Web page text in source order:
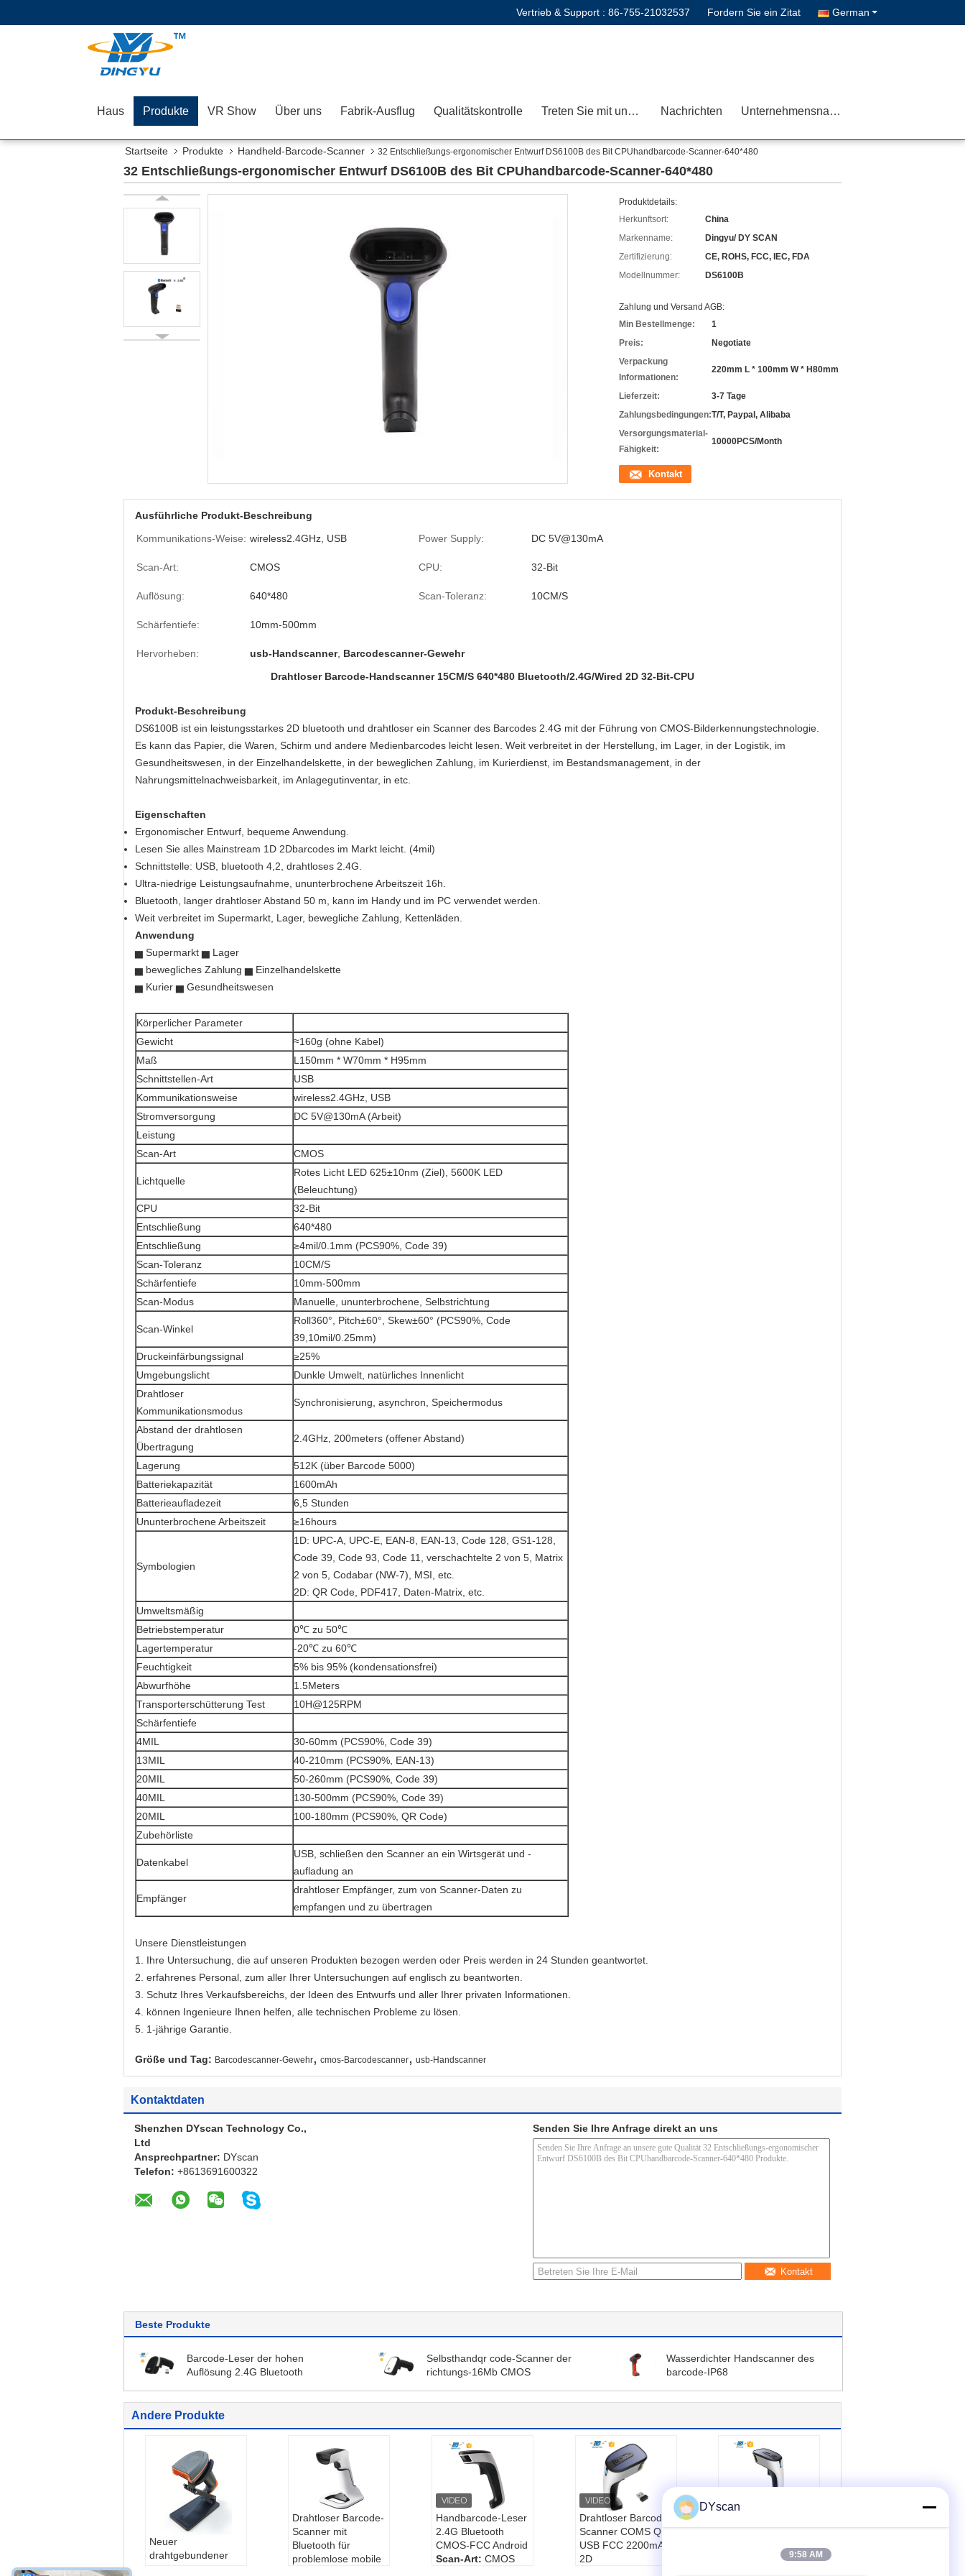
Vertrieb & Support : 86-755-21032537 Fordern Sie ein Zitat German
Haus Produkte VR Show Über uns Fabrik-Ausflug Qualitätskontrolle Treten Sie mit uns in Verbindung Nachrichten Unternehmensnachrichten
Startseite Produkte Handheld-Barcode-Scanner 32 Entschließungs-ergonomischer Entwurf DS6100B des Bit CPUhandbarcode-Scanner-640*480
32 Entschließungs-ergonomischer Entwurf DS6100B des Bit CPUhandbarcode-Scanner-640*480
Produktdetails:
Herkunftsort:
China
Markenname:
Dingyu/ DY SCAN
Zertifizierung:
CE, ROHS, FCC, IEC, FDA
Modellnummer:
DS6100B
Zahlung und Versand AGB:
Min Bestellmenge:
1
Preis:
Negotiate
Verpackung
Informationen:
220mm L * 100mm W * H80mm
Lieferzeit:
3-7 Tage
Zahlungsbedingungen:T/T, Paypal, Alibaba
Versorgungsmaterial-
Fähigkeit:
10000PCS/Month
Kontakt
Ausführliche Produkt-Beschreibung
Kommunikations-Weise: wireless2.4GHz, USB Power Supply: DC 5V@130mA
Scan-Art: CMOS CPU: 32-Bit
Auflösung: 640*480 Scan-Toleranz: 10CM/S
Schärfentiefe: 10mm-500mm
Hervorheben: usb-Handscanner, Barcodescanner-Gewehr
Drahtloser Barcode-Handscanner 15CM/S 640*480 Bluetooth/2.4G/Wired 2D 32-Bit-CPU
Produkt-Beschreibung
DS6100B ist ein leistungsstarkes 2D bluetooth und drahtloser ein Scanner des Barcodes 2.4G mit der Führung von CMOS-Bilderkennungstechnologie.
Es kann das Papier, die Waren, Schirm und andere Medienbarcodes leicht lesen. Weit verbreitet in der Herstellung, im Lager, in der Logistik, im
Gesundheitswesen, in der Einzelhandelskette, in der beweglichen Zahlung, im Kurierdienst, im Bestandsmanagement, in der
Nahrungsmittelnachweisbarkeit, im Anlagegutinventar, in etc.
Eigenschaften
Ergonomischer Entwurf, bequeme Anwendung.
Lesen Sie alles Mainstream 1D 2Dbarcodes im Markt leicht. (4mil)
Schnittstelle: USB, bluetooth 4,2, drahtloses 2.4G.
Ultra-niedrige Leistungsaufnahme, ununterbrochene Arbeitszeit 16h.
Bluetooth, langer drahtloser Abstand 50 m, kann im Handy und im PC verwendet werden.
Weit verbreitet im Supermarkt, Lager, bewegliche Zahlung, Kettenläden.
Anwendung
▅ Supermarkt ▅ Lager
▅ bewegliches Zahlung ▅ Einzelhandelskette
▅ Kurier ▅ Gesundheitswesen
Körperlicher Parameter
Gewicht
≈160g (ohne Kabel)
Maß
L150mm * W70mm * H95mm
Schnittstellen-Art
USB
Kommunikationsweise
wireless2.4GHz, USB
Stromversorgung
DC 5V@130mA (Arbeit)
Leistung
Scan-Art
CMOS
Lichtquelle
Rotes Licht LED 625±10nm (Ziel), 5600K LED
(Beleuchtung)
CPU
32-Bit
Entschließung
640*480
Entschließung
≥4mil/0.1mm (PCS90%, Code 39)
Scan-Toleranz
10CM/S
Schärfentiefe
10mm-500mm
Scan-Modus
Manuelle, ununterbrochene, Selbstrichtung
Scan-Winkel
Roll360°, Pitch±60°, Skew±60° (PCS90%, Code
39,10mil/0.25mm)
Druckeinfärbungssignal
≥25%
Umgebungslicht
Dunkle Umwelt, natürliches Innenlicht
Drahtloser
Kommunikationsmodus
Synchronisierung, asynchron, Speichermodus
Abstand der drahtlosen
Übertragung
2.4GHz, 200meters (offener Abstand)
Lagerung
512K (über Barcode 5000)
Batteriekapazität
1600mAh
Batterieaufladezeit
6,5 Stunden
Ununterbrochene Arbeitszeit
≥16hours
Symbologien
1D: UPC-A, UPC-E, EAN-8, EAN-13, Code 128, GS1-128,
Code 39, Code 93, Code 11, verschachtelte 2 von 5, Matrix
2 von 5, Codabar (NW-7), MSI, etc.
2D: QR Code, PDF417, Daten-Matrix, etc.
Umweltsmäßig
Betriebstemperatur
0℃ zu 50℃
Lagertemperatur
-20℃ zu 60℃
Feuchtigkeit
5% bis 95% (kondensationsfrei)
Abwurfhöhe
1.5Meters
Transporterschütterung Test
10H@125RPM
Schärfentiefe
4MIL
30-60mm (PCS90%, Code 39)
13MIL
40-210mm (PCS90%, EAN-13)
20MIL
50-260mm (PCS90%, Code 39)
40MIL
130-500mm (PCS90%, Code 39)
20MIL
100-180mm (PCS90%, QR Code)
Zubehörliste
Datenkabel
USB, schließen den Scanner an ein Wirtsgerät und -
aufladung an
Empfänger
drahtloser Empfänger, zum von Scanner-Daten zu
empfangen und zu übertragen
Unsere Dienstleistungen
1. Ihre Untersuchung, die auf unseren Produkten bezogen werden oder Preis werden in 24 Stunden geantwortet.
2. erfahrenes Personal, zum aller Ihrer Untersuchungen auf englisch zu beantworten.
3. Schutz Ihres Verkaufsbereichs, der Ideen des Entwurfs und aller Ihrer privaten Informationen.
4. können Ingenieure Ihnen helfen, alle technischen Probleme zu lösen.
5. 1-jährige Garantie.
Größe und Tag: Barcodescanner-Gewehr, cmos-Barcodescanner, usb-Handscanner
Kontaktdaten
Shenzhen DYscan Technology Co.,
Ltd
Ansprechpartner: DYscan
Telefon: +8613691600322
Senden Sie Ihre Anfrage direkt an uns
Kontakt
Beste Produkte
Barcode-Leser der hohen
Auflösung 2.4G Bluetooth
Selbsthandqr code-Scanner der
richtungs-16Mb CMOS
Wasserdichter Handscanner des
barcode-IP68
Andere Produkte
Neuer
drahtgebundener
Drahtloser Barcode-
Scanner mit
Bluetooth für
problemlose mobile
Handbarcode-Leser
2.4G Bluetooth
CMOS-FCC Android
Scan-Art: CMOS
Drahtloser Barcode-
Scanner COMS QR
USB FCC 2200mAh
2D
Scanner verdrahtete
Supermarkt-QR
DYscan
9:58 AM